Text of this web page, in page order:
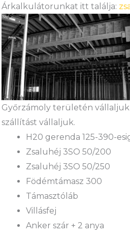
Árkalkulátorunkat itt találja:
Győrzámoly területén vállaljuk
szállítást vállaljuk.
H20 gerenda 125-390-
Zsaluhéj 3SO 50/200
Zsaluhéj 3SO 50/250
Födémtámasz 300
Támasztóláb
Villásfej
Anker szár + 2 anya